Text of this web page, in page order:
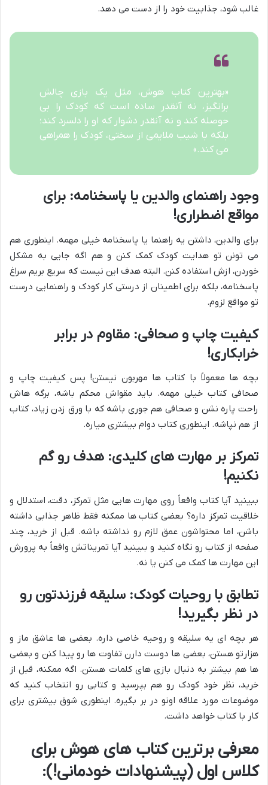
غالب شود، جذابیت خود را از دست می دهد.
«بهترین کتاب هوش، مثل یک بازی چالش
برانگیز، نه آنقدر ساده است که کودک را بی
حوصله کند و نه آنقدر دشوار که او را دلسرد کند؛
بلکه با شیب ملایمی از سختی، کودک را همراهی
می کند.»
وجود راهنمای والدین یا پاسخنامه: برای
مواقع اضطراری!
برای والدین، داشتن یه راهنما یا پاسخنامه خیلی مهمه. اینطوری هم
می تونن تو هدایت کودک کمک کنن و هم اگه جایی به مشکل
خوردن، ازش استفاده کنن. البته هدف این نیست که سریع بریم سراغ
پاسخنامه، بلکه برای اطمینان از درستی کار کودک و راهنمایی درست
تو مواقع لزوم.
کیفیت چاپ و صحافی: مقاوم در برابر
خرابکاری!
بچه ها معمولاً با کتاب ها مهربون نیستن! پس کیفیت چاپ و
صحافی کتاب خیلی مهمه. باید مقواش محکم باشه، برگه هاش
راحت پاره نشن و صحافی هم جوری باشه که با ورق زدن زیاد، کتاب
از هم نپاشه. اینطوری کتاب دوام بیشتری میاره.
تمرکز بر مهارت های کلیدی: هدف رو گم
نکنیم!
ببینید آیا کتاب واقعاً روی مهارت هایی مثل تمرکز، دقت، استدلال و
خلاقیت تمرکز داره؟ بعضی کتاب ها ممکنه فقط ظاهر جذابی داشته
باشن، اما محتواشون عمق لازم رو نداشته باشه. قبل از خرید، چند
صفحه از کتاب رو نگاه کنید و ببینید آیا تمریناتش واقعاً به پرورش
این مهارت ها کمک می کنن یا نه.
تطابق با روحیات کودک: سلیقه فرزندتون رو
در نظر بگیرید!
هر بچه ای یه سلیقه و روحیه خاصی داره. بعضی ها عاشق ماز و
هزارتو هستن، بعضی ها دوست دارن تفاوت ها رو پیدا کنن و بعضی
ها هم بیشتر به دنبال بازی های کلمات هستن. اگه ممکنه، قبل از
خرید، نظر خود کودک رو هم بپرسید و کتابی رو انتخاب کنید که
موضوعات مورد علاقه اونو در بر بگیره. اینطوری شوق بیشتری برای
کار با کتاب خواهد داشت.
معرفی برترین کتاب های هوش برای
کلاس اول (پیشنهادات خودمانی!):